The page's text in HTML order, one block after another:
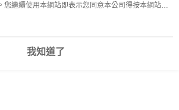
您繼續使用本網站即表示您同意本公司得按本網站使
cookie。
我知道了